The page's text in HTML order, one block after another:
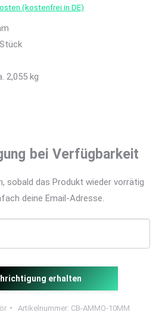
(kostenfrei in DE)
2,055 kg
bei Verfügbarkeit
sobald das Produkt wieder vorrätig
deine Email-Adresse.
erhalten
Artikelnummer: CB-AMMO-10MM